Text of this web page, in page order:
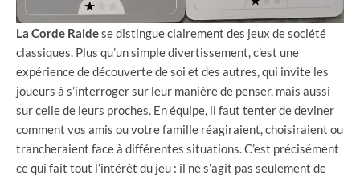
La Corde Raidese distingue clairement des jeux de société
classiques. Plus qu’un simple divertissement, c’est une
expérience de découverte de soi et des autres, qui invite les
joueurs à s’interroger sur leur manière de penser, mais aussi
sur celle de leurs proches. En équipe, il faut tenter de deviner
comment vos amis ou votre famille réagiraient, choisiraient ou
trancheraient face à différentes situations. C’est précisément
ce qui fait tout l’intérêt du jeu : il ne s’agit pas seulement de